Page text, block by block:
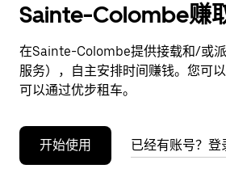
历。
Sainte-Colombe赚
在Sainte-Colombe提供接载和/或
服务），自主安排时间赚钱。您可
可以通过优步租车。
开始使用 已经有账号？登